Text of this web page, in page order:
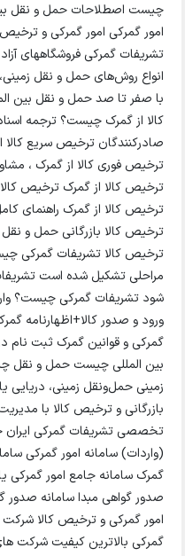
چیست اصطلاحات حمل و نقل
امور گمرکی امور گمرکی و ترخیص
تشریفات گمرکی فروشگاههای
انواع روش‌های حمل و نقل
با صفر تا صد حمل و‌ نقل بین
کالا از گمرک چیست؟ ترجمه
صادرکنندگان ترخیص سریع
ترخیص فوری کالا از گمرک ،
ترخیص کالا از گمرک ترخیص
ترخیص کالا از گمرک راهنمای
ترخیص کالا بازرگانی حمل و
ترخیص کالا تشریفات گمرکی
مراحلی تشکیل شده است
شود تشریفات گمرکی چیست؟
ورود و صدور کالا+اظهارنامه
گمرکی و قوانین گمرک ثبت نام
بین المللی چیست حمل و
زمینی حمل‌ونقل زمینی،
بازرگانی و ترخیص کالا با
تخصصی تشریفات گمرکی
(واردات) سامانه امور گمرکی
گمرک سامانه جامع امور
صدور گواهی مبدا سامانه صدور
امور گمرکی و ترخیص کالا
گمرکی بالاترین کیفیت شرکت